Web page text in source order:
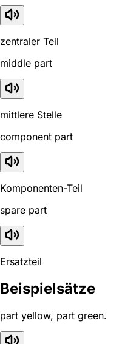
zentraler Teil
middle part
mittlere Stelle
component part
Komponenten-Teil
spare part
Ersatzteil
Beispielsätze
part yellow, part green.